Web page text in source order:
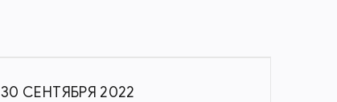
30 СЕНТЯБРЯ 2022